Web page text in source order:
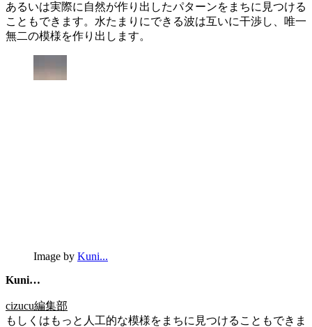
あるいは実際に自然が作り出したパターンをまちに見つける
こともできます。水たまりにできる波は互いに干渉し、唯一
無二の模様を作り出します。
Image by Kuni...
Kuni…
cizucu編集部
もしくはもっと人工的な模様をまちに見つけることもできま